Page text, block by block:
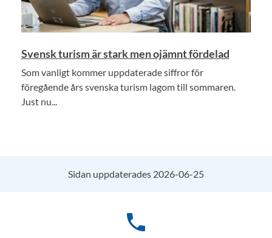
Svensk turism är stark men ojämnt fördelad
Som vanligt kommer uppdaterade siffror för
föregående års svenska turism lagom till sommaren.
Just nu...
Sidan uppdaterades 2026-06-25
phone